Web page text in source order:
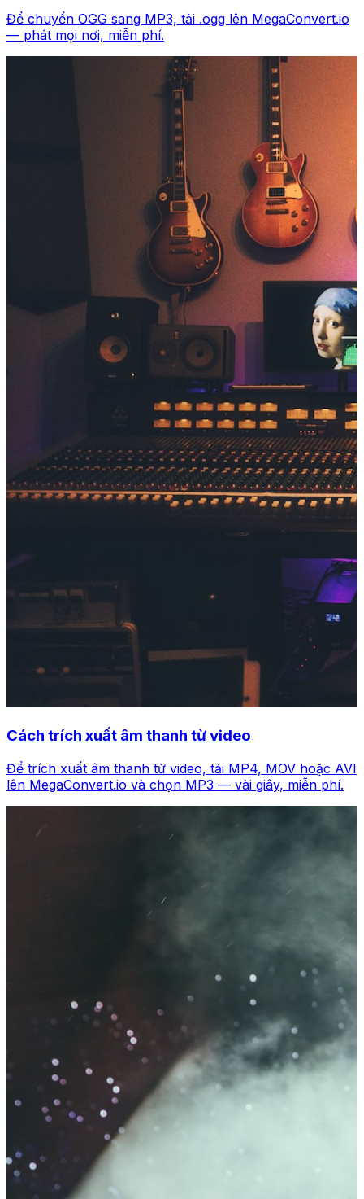
Để chuyển OGG sang MP3, tải .ogg lên MegaConvert.io
— phát mọi nơi, miễn phí.
Cách trích xuất âm thanh từ video
Để trích xuất âm thanh từ video, tải MP4, MOV hoặc AVI
lên MegaConvert.io và chọn MP3 — vài giây, miễn phí.